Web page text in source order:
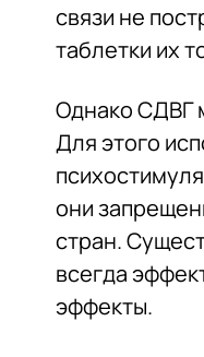
связи не
таблетки их
Однако СДВГ
Для этого
они
стран.
всегда
эффекты.